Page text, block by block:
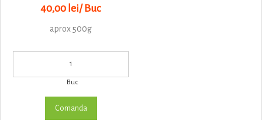
40,00 lei/ Buc
aprox 500g
Buc